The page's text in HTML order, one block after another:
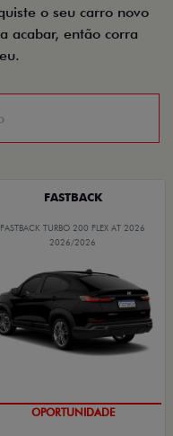
o seu carro novo
acabar, então corra
FASTBACK
FASTBACK TURBO 200 FLEX AT 2026
2026/2026
OPORTUNIDADE